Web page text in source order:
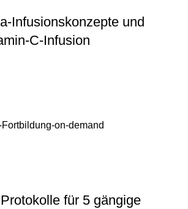
Infusionskonzepte und
C-Infusion
für 5 gängige